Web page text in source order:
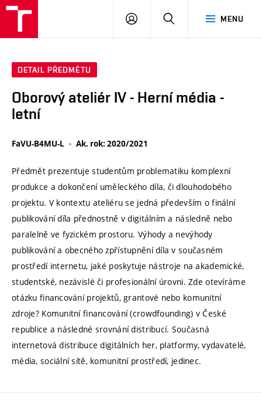
MENU
PŘIHLÁSIT
DETAIL PŘEDMĚTU
Oborový ateliér IV - Herní média -
letní
FaVU-B4MU-L Ak. rok: 2020/2021
Předmět prezentuje studentům problematiku komplexní
produkce a dokončení uměleckého díla, či dlouhodobého
projektu. V kontextu ateliéru se jedná především o finální
publikování díla přednostně v digitálním a následně nebo
paralelně ve fyzickém prostoru. Výhody a nevýhody
publikování a obecného zpřístupnění díla v současném
prostředí internetu, jaké poskytuje nástroje na akademické,
studentské, nezávislé či profesionální úrovni. Zde otevíráme
otázku financování projektů, grantové nebo komunitní
zdroje? Komunitní financování (crowdfounding) v České
republice a následné srovnání distribucí. Současná
internetová distribuce digitálních her, platformy, vydavatelé,
média, sociální sítě, komunitní prostředí, jedinec.